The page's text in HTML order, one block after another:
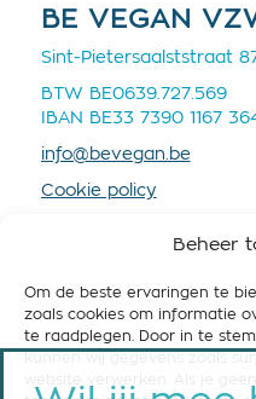
Beheer
Om de beste ervaringen te
zoals cookies om informatie
te raadplegen. Door in te
kunnen wij gegevens zoals
BE VEGAN
Sint-Pietersaalststraat
BTW BE0639.727.569
IBAN BE33 7390 1167
info@bevegan.be
Cookie policy
STEUN BE